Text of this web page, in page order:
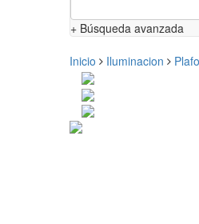
+ Búsqueda avanzada
Inicio Iluminacion